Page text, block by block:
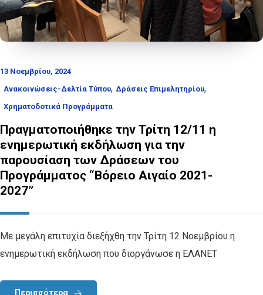
13 Νοεμβρίου, 2024
Ανακοινώσεις-Δελτία Τύπου, Δράσεις Επιμελητηρίου,
Χρηματοδοτικά Προγράμματα
Πραγματοποιήθηκε την Τρίτη 12/11 η
ενημερωτική εκδήλωση για την
παρουσίαση των Δράσεων του
Προγράμματος “Βόρειο Αιγαίο 2021-
2027”
Με μεγάλη επιτυχία διεξήχθη την Τρίτη 12 Νοεμβρίου η
ενημερωτική εκδήλωση που διοργάνωσε η ΕΛΑΝΕΤ
Περισσότερα